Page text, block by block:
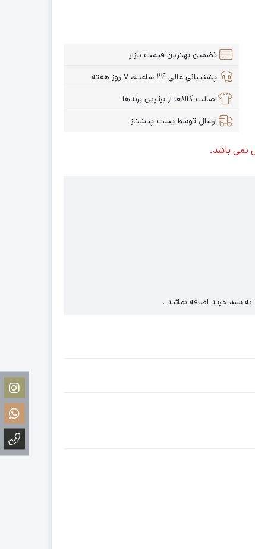
تضمین بهترین قیمت بازار
پشتیبانی عالی ۲۴ ساعته، ۷ روز هفته
اصالت کالاها از برترین برندها
ارسال توسط پست پیشتاز
نمی باشد.
به سبد خرید اضافه نمائید .